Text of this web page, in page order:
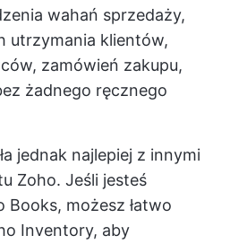
wahań sprzedaży,
utrzymania klientów,
zamówień zakupu,
żadnego ręcznego
jednak najlepiej z innymi
Zoho. Jeśli jesteś
możesz łatwo
Inventory, aby